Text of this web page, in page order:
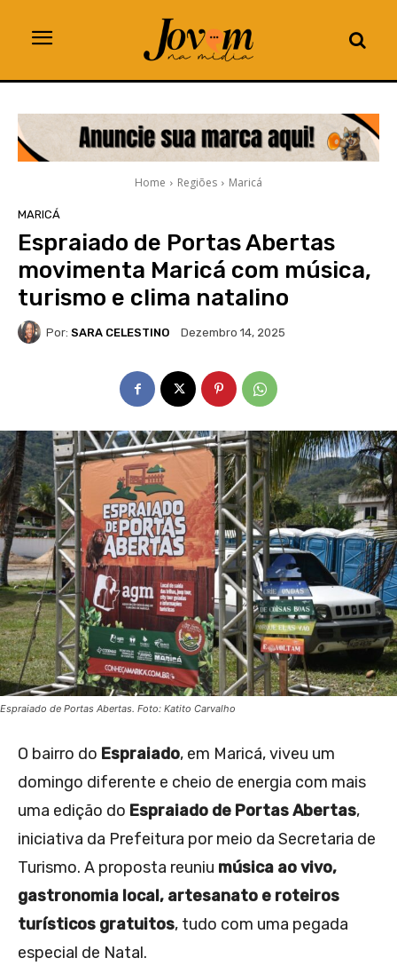
Home Regiões Maricá
MARICÁ
Espraiado de Portas Abertas
movimenta Maricá com música,
turismo e clima natalino
Por: SARA CELESTINO Dezembro 14, 2025
Espraiado de Portas Abertas. Foto: Katito Carvalho
O bairro do Espraiado, em Maricá, viveu um
domingo diferente e cheio de energia com mais
uma edição do Espraiado de Portas Abertas,
iniciativa da Prefeitura por meio da Secretaria de
Turismo. A proposta reuniu música ao vivo,
gastronomia local, artesanato e roteiros
turísticos gratuitos, tudo com uma pegada
especial de Natal.